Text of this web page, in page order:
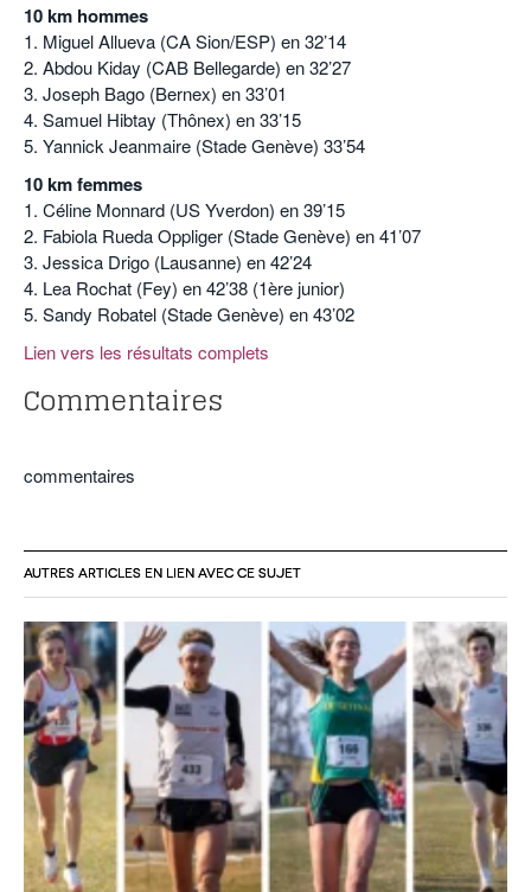
10 km hommes
1. Miguel Allueva (CA Sion/ESP) en 32’14
2. Abdou Kiday (CAB Bellegarde) en 32’27
3. Joseph Bago (Bernex) en 33’01
4. Samuel Hibtay (Thônex) en 33’15
5. Yannick Jeanmaire (Stade Genève) 33’54
10 km femmes
1. Céline Monnard (US Yverdon) en 39’15
2. Fabiola Rueda Oppliger (Stade Genève) en 41’07
3. Jessica Drigo (Lausanne) en 42’24
4. Lea Rochat (Fey) en 42’38 (1ère junior)
5. Sandy Robatel (Stade Genève) en 43’02
Lien vers les résultats complets
Commentaires
commentaires
AUTRES ARTICLES EN LIEN AVEC CE SUJET